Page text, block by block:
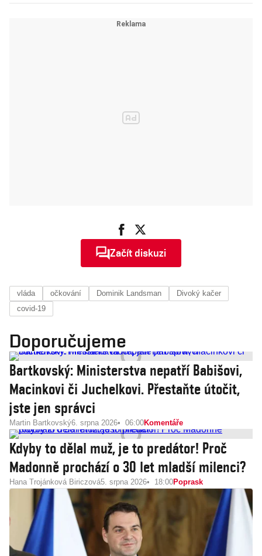
Začít diskuzi
vláda očkování Dominik Landsman
Divoký kačer
covid-19
Doporučujeme
Bartkovský: Ministerstva nepatří Babišovi,
Macinkovi či Juchelkovi. Přestaňte útočit,
jste jen správci
Martin Bartkovský6. srpna 2026 06:00Komentáře
Kdyby to dělal muž, je to predátor! Proč
Madonně prochází o 30 let mladší milenci?
Hana Trojánková Biriczová5. srpna 2026 18:00Poprask